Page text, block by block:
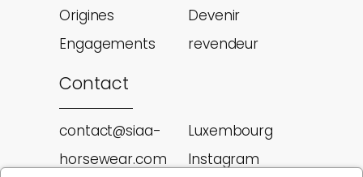
Origines
Engagements
Devenir
revendeur
Contact
contact@siaa-
horsewear.com
Luxembourg
Instagram